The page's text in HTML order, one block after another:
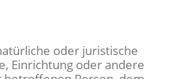
oder juristische
Einrichtung oder andere